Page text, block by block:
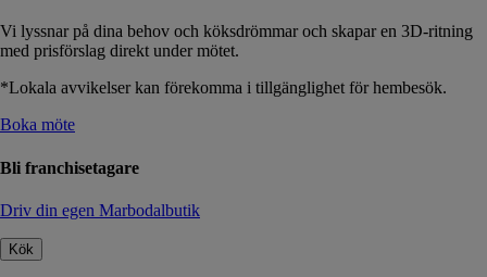
Vi lyssnar på dina behov och köksdrömmar och skapar en 3D-ritning
med prisförslag direkt under mötet.
*Lokala avvikelser kan förekomma i tillgänglighet för hembesök.
Boka möte
Bli franchisetagare
Driv din egen Marbodalbutik
Kök